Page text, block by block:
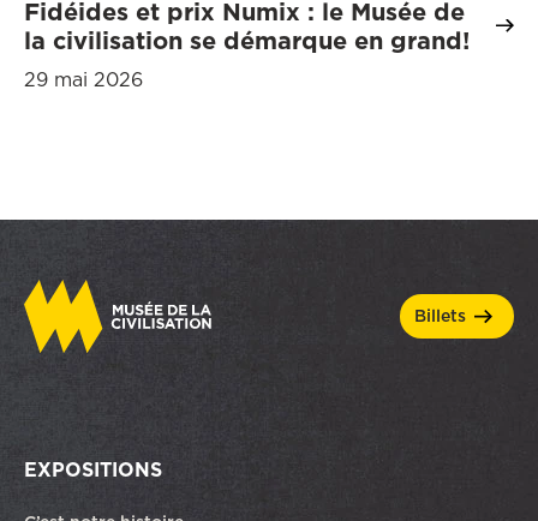
Fidéides et prix Numix : le Musée de
la civilisation se démarque en grand!
29 mai 2026
billets
EXPOSITIONS